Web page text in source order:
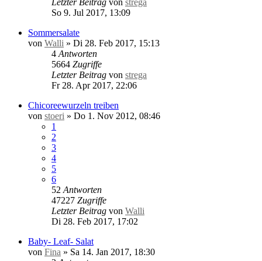
So 9. Jul 2017, 13:09
Sommersalate
von Walli » Di 28. Feb 2017, 15:13
4 Antworten
5664 Zugriffe
Letzter Beitrag von strega
Fr 28. Apr 2017, 22:06
Chicoreewurzeln treiben
von stoeri » Do 1. Nov 2012, 08:46
1
2
3
4
5
6
52 Antworten
47227 Zugriffe
Letzter Beitrag von Walli
Di 28. Feb 2017, 17:02
Baby- Leaf- Salat
von Fina » Sa 14. Jan 2017, 18:30